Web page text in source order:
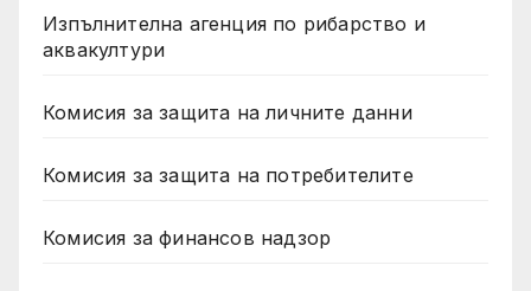
Изпълнителна агенция по рибарство и
аквакултури
Комисия за защита на личните данни
Комисия за защита на потребителите
Комисия за финансов надзор